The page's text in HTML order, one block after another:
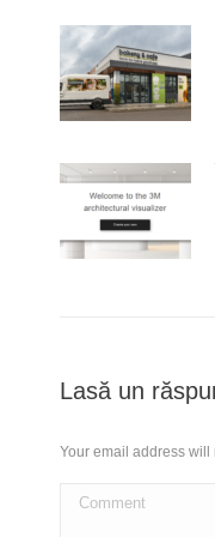
Lasă un
Your email address
Comment